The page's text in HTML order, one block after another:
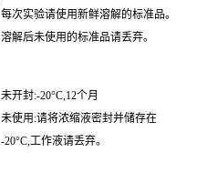
每次实验请使用新鲜溶解的标准品。
溶解后未使用的标准品请丢弃。
未开封:-20°C,12个月
未使用:请将浓缩液密封并储存在
-20°C,工作液请丢弃。